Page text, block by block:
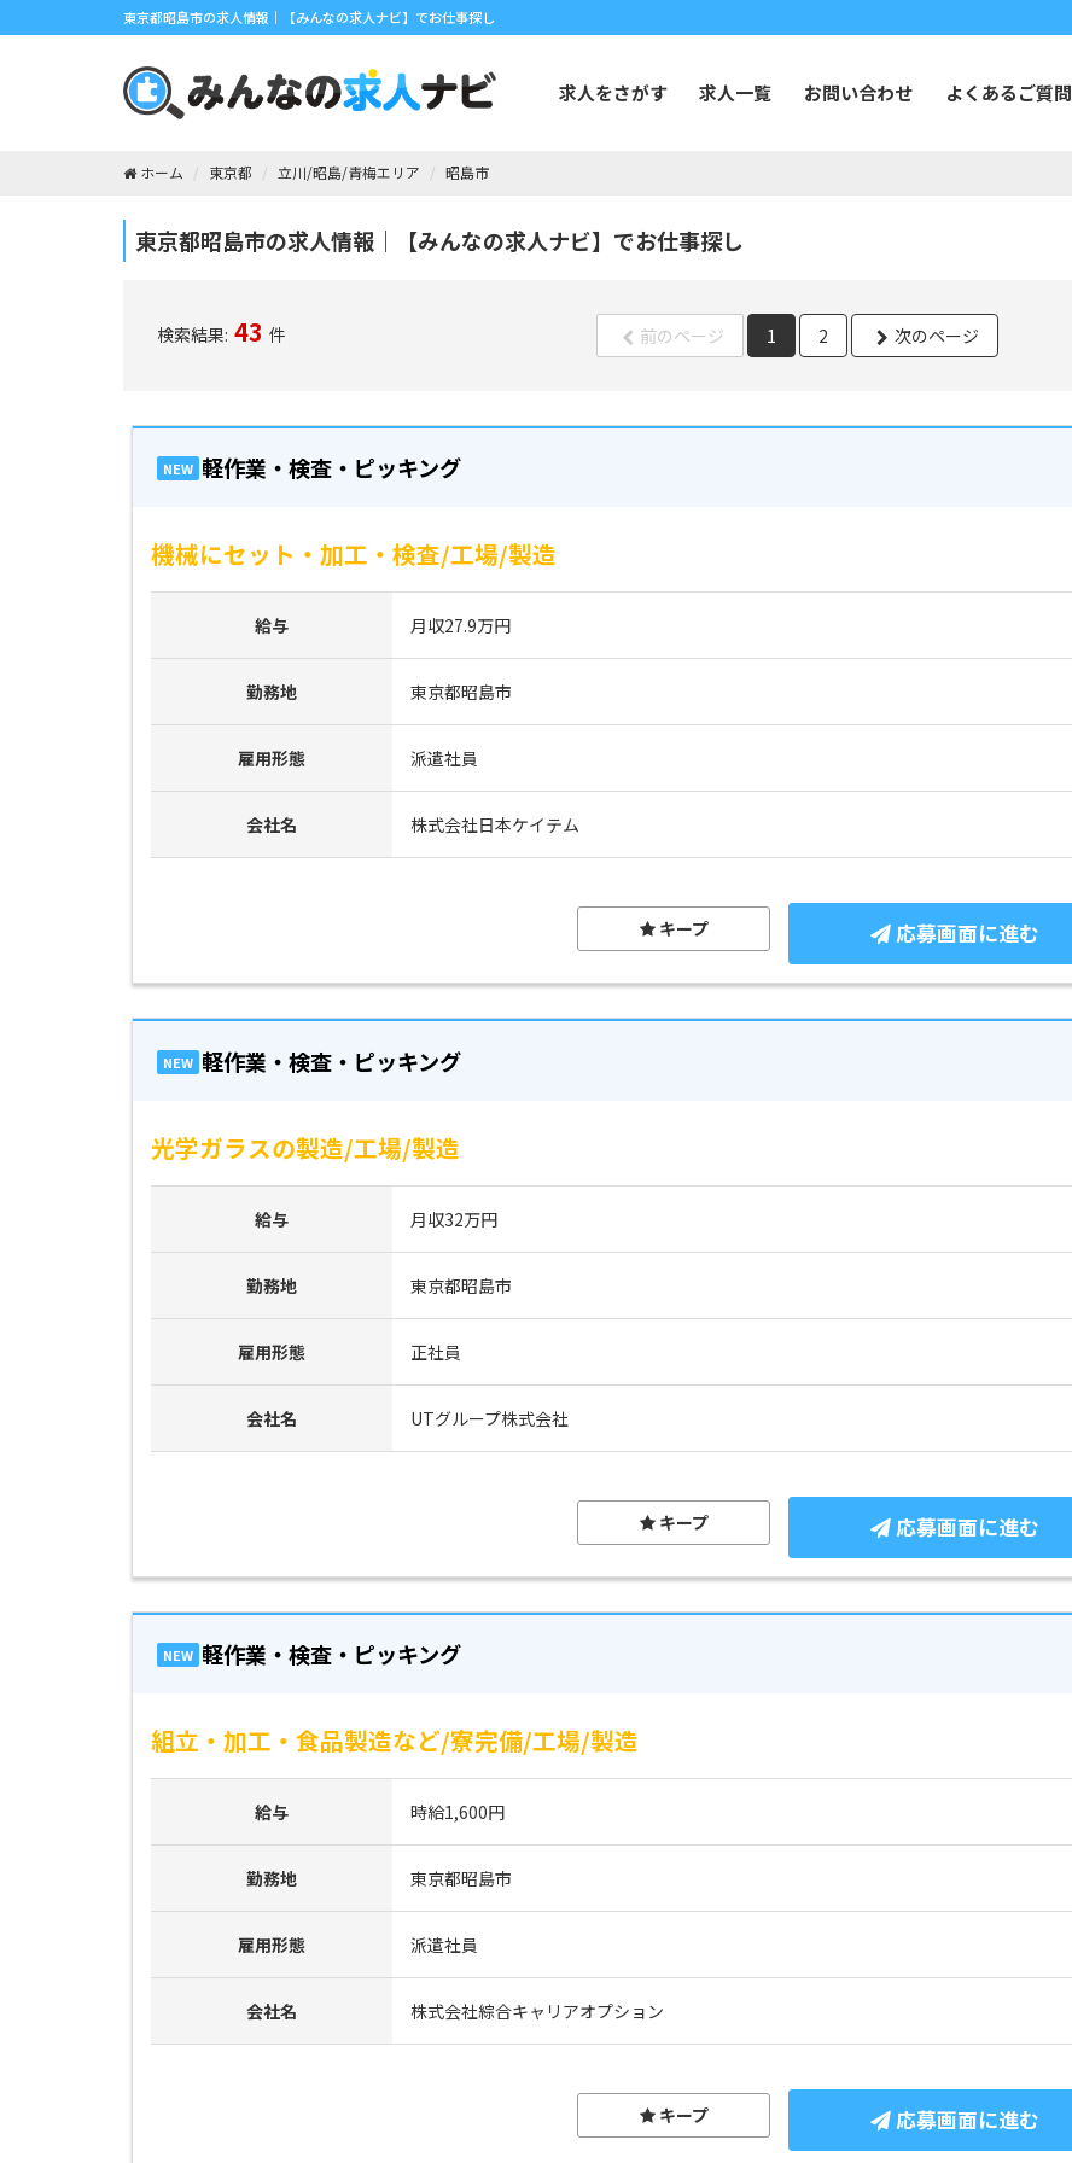
東京都昭島市の求人情報｜【みんなの求人ナビ】でお仕事探し
求人をさがす 求人一覧 お問い合わせ よくあるご質問
ホーム 東京都 立川/昭島/青梅エリア 昭島市
東京都昭島市の求人情報｜【みんなの求人ナビ】でお仕事探し
検索結果: 43 件 前のページ 1 2 次のページ
NEW 軽作業・検査・ピッキング
機械にセット・加工・検査/工場/製造
給与 月収27.9万円
勤務地 東京都昭島市
雇用形態 派遣社員
会社名 株式会社日本ケイテム
応募画面に進む
キープ
NEW 軽作業・検査・ピッキング
光学ガラスの製造/工場/製造
給与 月収32万円
勤務地 東京都昭島市
雇用形態 正社員
会社名 UTグループ株式会社
応募画面に進む
キープ
NEW 軽作業・検査・ピッキング
組立・加工・食品製造など/寮完備/工場/製造
給与 時給1,600円
勤務地 東京都昭島市
雇用形態 派遣社員
会社名 株式会社綜合キャリアオプション
応募画面に進む
キープ